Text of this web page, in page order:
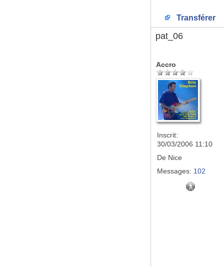
Transférer
pat_06
Accro
Inscrit:
30/03/2006 11:10
De Nice
Messages: 102